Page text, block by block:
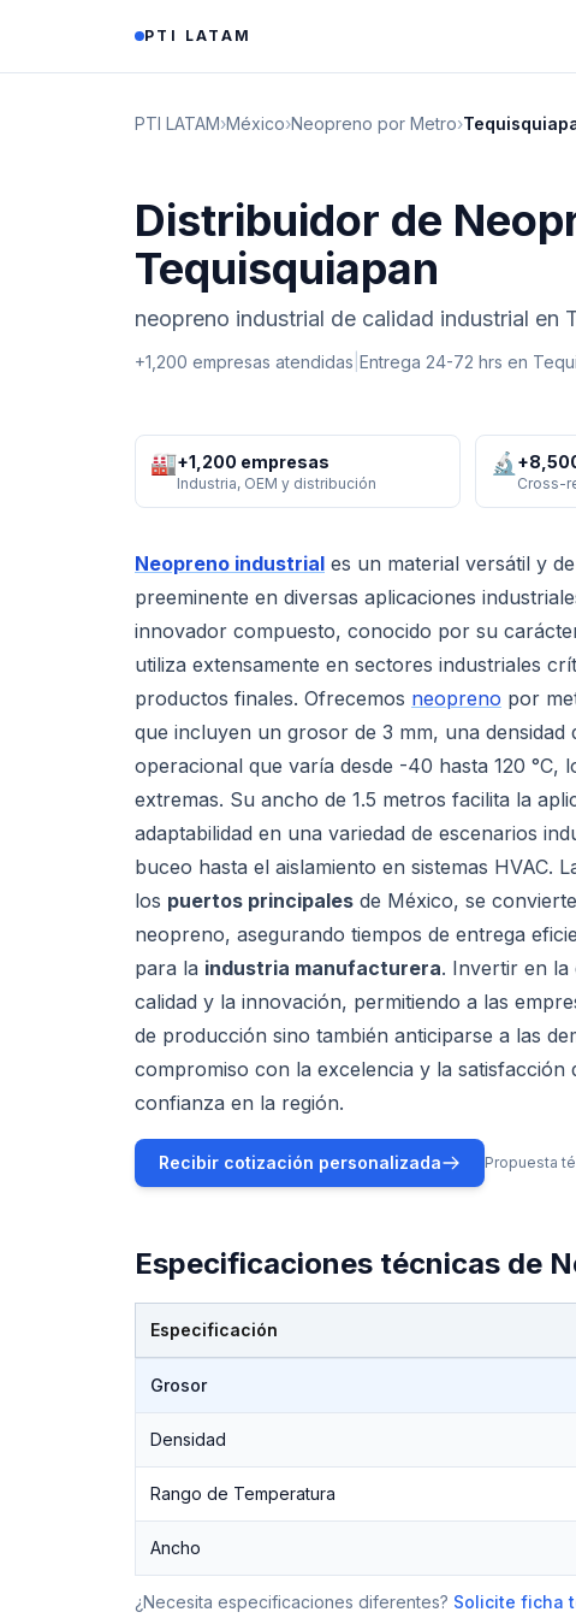
PTI LATAM
PTI LATAM›México›Neopreno por Metro›
Distribuidor de
Tequisquiapan
neopreno industrial de calidad industrial en
+1,200 empresas atendidas Entrega 24-72 hrs en
🏭+1,200 empresas
Industria, OEM y distribución
🔬
Cross-
Neopreno industrial es un material versátil y
preeminente en diversas aplicaciones
innovador compuesto, conocido por su
utiliza extensamente en sectores industriales
productos finales. Ofrecemos neopreno por
que incluyen un grosor de 3 mm, una
operacional que varía desde -40 hasta 120
extremas. Su ancho de 1.5 metros facilita la
adaptabilidad en una variedad de escenarios
buceo hasta el aislamiento en sistemas HVAC.
los puertos principales de México, se
neopreno, asegurando tiempos de entrega
para la industria manufacturera. Invertir en
calidad y la innovación, permitiendo a las
de producción sino también anticiparse a las
compromiso con la excelencia y la
confianza en la región.
Recibir cotización personalizada Propuesta
Especificaciones técnicas de
Especificación
Grosor
Densidad
Rango de Temperatura
Ancho
¿Necesita especificaciones diferentes? Solicite ficha